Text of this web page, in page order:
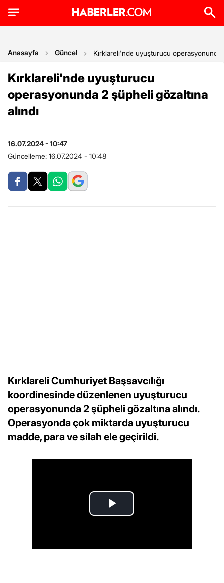
Anasayfa Güncel Kırklareli'nde uyuşturucu operasyonunda
Kırklareli'nde uyuşturucu
operasyonunda 2 şüpheli gözaltına
alındı
16.07.2024 - 10:47
Güncelleme: 16.07.2024 - 10:48
Kırklareli Cumhuriyet Başsavcılığı
koordinesinde düzenlenen uyuşturucu
operasyonunda 2 şüpheli gözaltına alındı.
Operasyonda çok miktarda uyuşturucu
madde, para ve silah ele geçirildi.